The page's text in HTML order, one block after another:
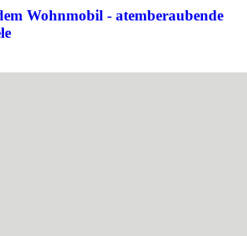
Wohnmobil - atemberaubende